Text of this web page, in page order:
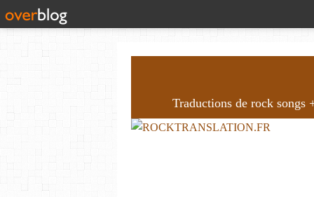
Traductions de rock songs